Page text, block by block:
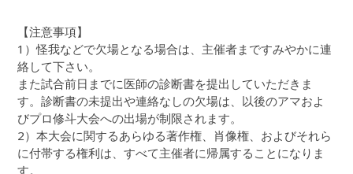
【注意事項】
1）怪我などで欠場となる場合は、主催者まですみやかに連
絡して下さい。
また試合前日までに医師の診断書を提出していただきま
す。診断書の未提出や連絡なしの欠場は、以後のアマおよ
びプロ修斗大会への出場が制限されます。
2）本大会に関するあらゆる著作権、肖像権、およびそれら
に付帯する権利は、すべて主催者に帰属することになりま
す。